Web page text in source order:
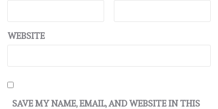
WEBSITE
SAVE MY NAME, EMAIL, AND WEBSITE IN THIS